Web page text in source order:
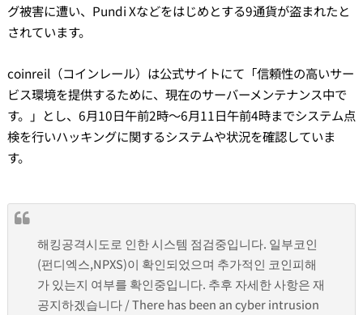
グ被害に遭い、Pundi Xなどをはじめとする9通貨が盗まれたと
されています。
coinreil（コインレール）は公式サイトにて「信頼性の高いサー
ビス環境を提供するために、現在のサーバーメンテナンス中で
す。」とし、6月10日午前2時〜6月11日午前4時までシステム点
検を行いハッキングに関するシステムや状況を確認していま
す。
해킹공격시도로 인한 시스템 점검중입니다. 일부코인
(펀디엑스,NPXS)이 확인되었으며 추가적인 코인피해
가 있는지 여부를 확인중입니다. 추후 자세한 사항은 재
공지하겠습니다 / There has been an cyber intrusion